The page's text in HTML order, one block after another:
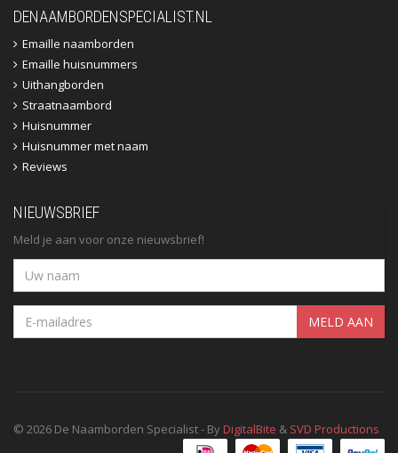
DENAAMBORDENSPECIALIST.NL
Emaille naamborden
Emaille huisnummers
Uithangborden
Straatnaambord
Huisnummer
Huisnummer met naam
Reviews
NIEUWSBRIEF
Meld je aan voor onze nieuwsbrief!
MELD AAN
© 2026 De Naamborden Specialist - ByDigitalBite & SVD Productions